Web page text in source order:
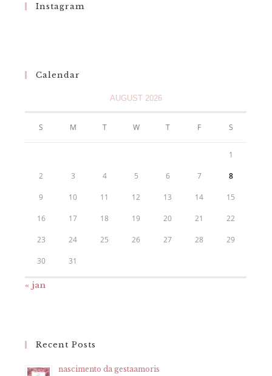
Instagram
Calendar
AUGUST 2026
S M T W T F S
1
2 3 4 5 6 7 8
9 10 11 12 13 14 15
16 17 18 19 20 21 22
23 24 25 26 27 28 29
30 31
« jan
Recent Posts
nascimento da gestaamoris